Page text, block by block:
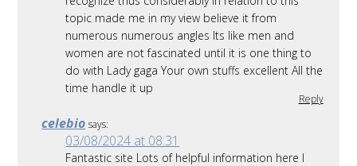
topic made me in my view believe it from
numerous numerous angles Its like men and
women are not fascinated until it is one thing to
do with Lady gaga Your own stuffs excellent All the
time handle it up
Reply
celebio says:
03/08/2024 at 08:31
Fantastic site Lots of helpful information here I